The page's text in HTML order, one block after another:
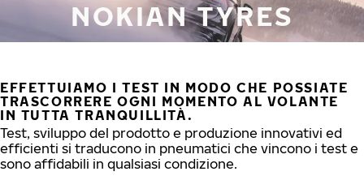
NOKIAN TYRES
EFFETTUIAMO I TEST IN MODO CHE POSSIATE
TRASCORRERE OGNI MOMENTO AL VOLANTE
IN TUTTA TRANQUILLITÀ.
Test, sviluppo del prodotto e produzione innovativi ed
efficienti si traducono in pneumatici che vincono i test e
sono affidabili in qualsiasi condizione.